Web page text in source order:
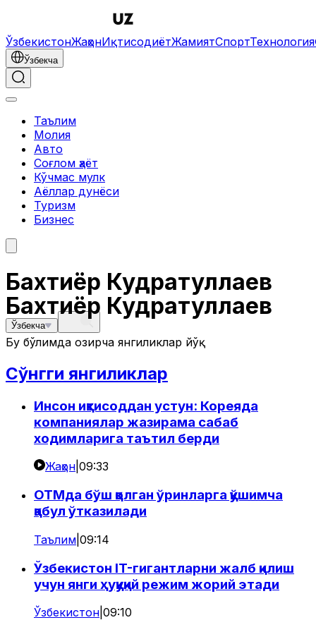
ЎзбекистонЖаҳонИқтисодиётЖамиятСпортТехнология
Ўзбекча
Таълим
Молия
Авто
Соғлом ҳаёт
Кўчмас мулк
Аёллар дунёси
Туризм
Бизнес
Бахтиёр Кудратуллаев
Ўзбекча
Бахтиёр Кудратуллаев
Бу бўлимда ҳозирча янгиликлар йўқ
Сўнгги янгиликлар
Инсон иқтисоддан устун: Кореяда
компаниялар жазирама сабаб
ходимларига таътил берди
Жаҳон 09:33
ОТМда бўш қолган ўринларга қўшимча
қабул ўтказилади
Таълим 09:14
Ўзбекистон IT-гигантларни жалб қилиш
учун янги ҳуқуқий режим жорий этади
Ўзбекистон 09:10